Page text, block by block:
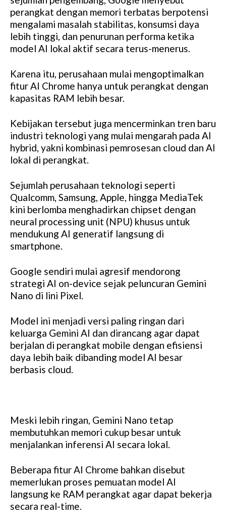
perangkat dengan memori terbatas berpotensi
mengalami masalah stabilitas, konsumsi daya
lebih tinggi, dan penurunan performa ketika
model AI lokal aktif secara terus-menerus.
Karena itu, perusahaan mulai mengoptimalkan
fitur AI Chrome hanya untuk perangkat dengan
kapasitas RAM lebih besar.
Kebijakan tersebut juga mencerminkan tren baru
industri teknologi yang mulai mengarah pada AI
hybrid, yakni kombinasi pemrosesan cloud dan AI
lokal di perangkat.
Sejumlah perusahaan teknologi seperti
Qualcomm, Samsung, Apple, hingga MediaTek
kini berlomba menghadirkan chipset dengan
neural processing unit (NPU) khusus untuk
mendukung AI generatif langsung di
smartphone.
Google sendiri mulai agresif mendorong
strategi AI on-device sejak peluncuran Gemini
Nano di lini Pixel.
Model ini menjadi versi paling ringan dari
keluarga Gemini AI dan dirancang agar dapat
berjalan di perangkat mobile dengan efisiensi
daya lebih baik dibanding model AI besar
berbasis cloud.
Meski lebih ringan, Gemini Nano tetap
membutuhkan memori cukup besar untuk
menjalankan inferensi AI secara lokal.
Beberapa fitur AI Chrome bahkan disebut
memerlukan proses pemuatan model AI
langsung ke RAM perangkat agar dapat bekerja
secara real-time.